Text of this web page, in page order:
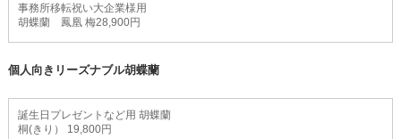
事務所移転祝い大企業様用
胡蝶蘭 鳳凰 梅28,900円
個人向きリーズナブル胡蝶蘭
誕生日プレゼントなど用 胡蝶蘭
桐(きり） 19,800円